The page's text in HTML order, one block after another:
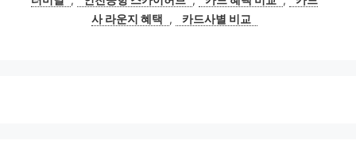
사 라운지 혜택
, 카드사별 비교